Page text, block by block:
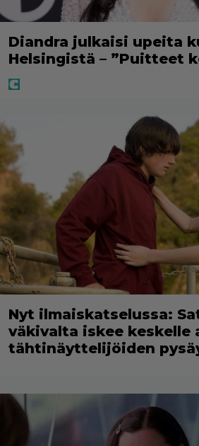
Diandra julkaisi upeita
Helsingistä – ”Puitteet
Nyt ilmaiskatselussa:
väkivalta iskee keskelle
tähtinäyttelijöiden